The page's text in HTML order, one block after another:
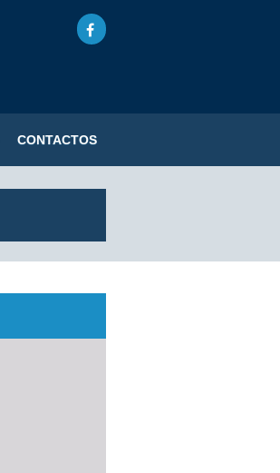
CONTACTOS